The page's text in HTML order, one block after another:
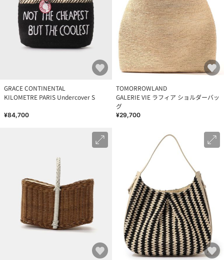
GRACE CONTINENTAL
KILOMETRE PARIS Undercover S
¥84,700
TOMORROWLAND
GALERIE VIE ラフィア ショルダーバッ
グ
¥29,700